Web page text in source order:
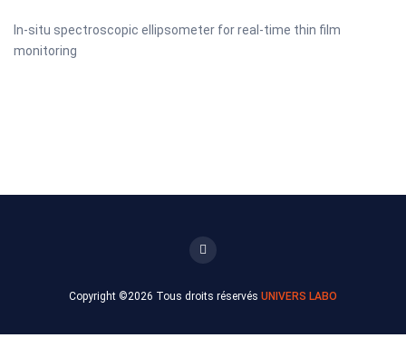
In-situ spectroscopic ellipsometer for real-time thin film
monitoring
Copyright ©2026 Tous droits réservés UNIVERS LABO